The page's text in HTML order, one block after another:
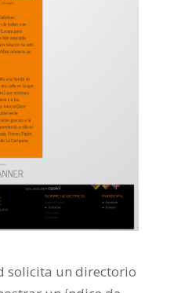
solicita un directorio